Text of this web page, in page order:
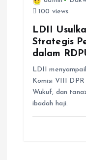
100 views
LDII
Strategis
dalam
LDII
Komisi VIII
Wukuf, dan
ibadah haji.